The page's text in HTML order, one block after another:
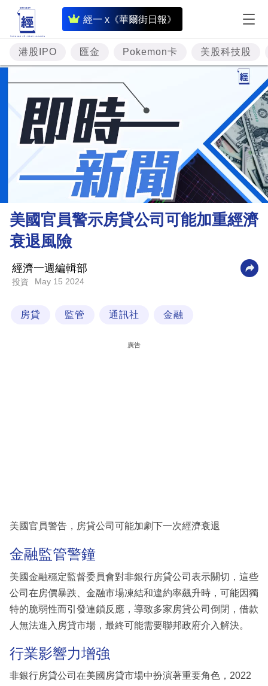
經一 x《華爾街日報》
即
時
財
經
專
題
投
資
樓
市
財
業
科
區
港股IPO 匯金 Pokemon卡 美股科技股
美國官員警示房貸公司可能加重經濟
衰退風險
經濟一週編輯部
投資 May 15 2024
房貸 監管 通訊社 金融
廣告
美國官員警告，房貸公司可能加劇下一次經濟衰退
金融監管警鐘
美國金融穩定監督委員會對非銀行房貸公司表示關切，這些
公司在房價暴跌、金融市場凍結和違約率飆升時，可能因獨
特的脆弱性而引發連鎖反應，導致多家房貸公司倒閉，借款
人無法進入房貸市場，最終可能需要聯邦政府介入解決。
行業影響力增強
非銀行房貸公司在美國房貸市場中扮演著重要角色，2022